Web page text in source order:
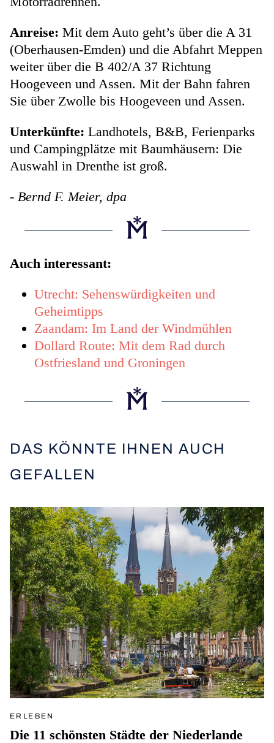
Anreise: Mit dem Auto geht’s über die A 31
(Oberhausen-Emden) und die Abfahrt Meppen
weiter über die B 402/A 37 Richtung
Hoogeveen und Assen. Mit der Bahn fahren
Sie über Zwolle bis Hoogeveen und Assen.
Unterkünfte: Landhotels, B&B, Ferienparks
und Campingplätze mit Baumhäusern: Die
Auswahl in Drenthe ist groß.
- Bernd F. Meier, dpa
Auch interessant:
Utrecht: Sehenswürdigkeiten und
Geheimtipps
Zaandam: Im Land der Windmühlen
Dollard Route: Mit dem Rad durch
Ostfriesland und Groningen
DAS KÖNNTE IHNEN AUCH
GEFALLEN
ERLEBEN
Die 11 schönsten Städte der Niederlande